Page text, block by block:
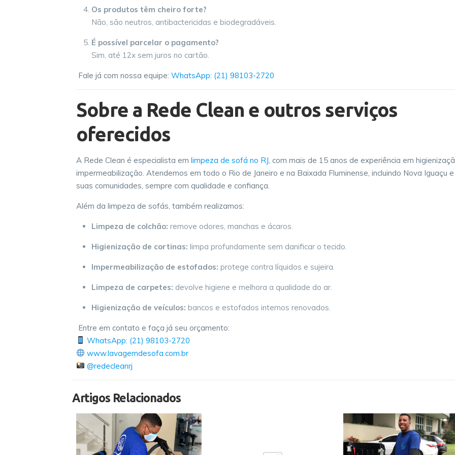
Os produtos têm cheiro forte?
Não, são neutros, antibactericidas e biodegradáveis.
É possível parcelar o pagamento?
Sim, até 12x sem juros no cartão.
Fale já com nossa equipe: WhatsApp: (21) 98103-2720
Sobre a Rede Clean e outros serviços
oferecidos
A Rede Clean é especialista em limpeza de sofá no RJ, com mais de 15 anos de experiência em
impermeabilização. Atendemos em todo o Rio de Janeiro e na Baixada Fluminense, incluindo Nova Iguaçu e
suas comunidades, sempre com qualidade e confiança.
Além da limpeza de sofás, também realizamos:
Limpeza de colchão: remove odores, manchas e ácaros.
Higienização de cortinas: limpa profundamente sem danificar o tecido.
Impermeabilização de estofados: protege contra líquidos e sujeira.
Limpeza de carpetes: devolve higiene e melhora a qualidade do ar.
Higienização de veículos: bancos e estofados internos renovados.
Entre em contato e faça já seu orçamento:
WhatsApp: (21) 98103-2720
www.lavagemdesofa.com.br
@redecleanrj
Artigos Relacionados